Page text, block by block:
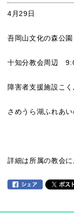
4月29日
吾岡山文化の森公
十知分教会周辺
障害者支援施設こ
さめうら湖ふれあ
詳細は所属の教会